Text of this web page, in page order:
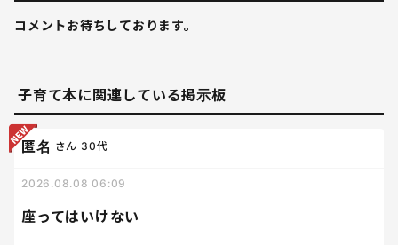
コメントお待ちしております。
子育て本に関連している掲示板
座ってはいけない
匿名 さん 30代
2026.08.08 06:09